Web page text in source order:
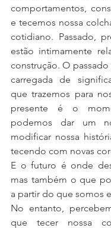
comportamentos,
e tecemos nossa
cotidiano. Passado,
estão intimamente
construção. O passado
carregada de
que trazemos para
presente é o
podemos dar um
modificar nossa
tecendo com novas
E o futuro é onde
mas também o que
a partir do que somos
No entanto,
que tecer nossa